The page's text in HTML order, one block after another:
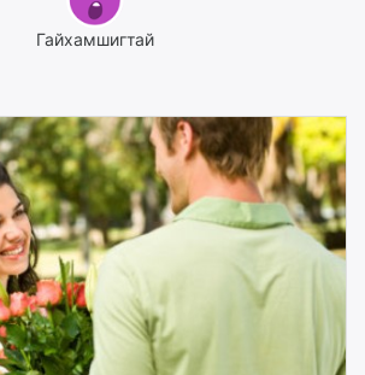
Гайхамшигтай